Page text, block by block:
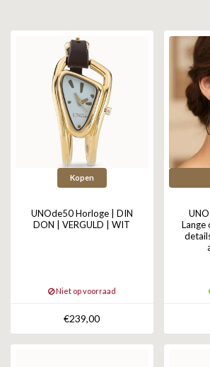
YMALA
REBEL & ROSE
SILK | SALE
KARMA
BERNICE
ZAG BIJOUX
CADEAUTJES TOT € 50
CADEAUTJES TOT € 100
CADEAUTJES VANAF € 100
Kopen
UNOde50 Horloge | DIN
DON | VERGULD | WIT
Niet op voorraad
€239,00
Lange